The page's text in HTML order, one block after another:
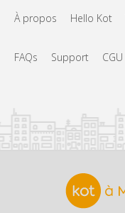
À propos Hello Kot
FAQs Support CGU